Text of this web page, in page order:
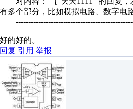
有多个部分，比如模拟电路、数字电
好的好的。
回复 引用 举报